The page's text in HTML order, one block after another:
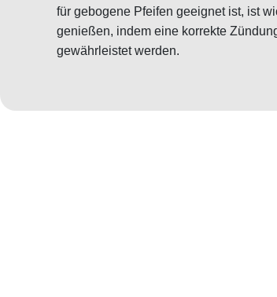
für gebogene Pfeifen geeignet ist, ist
genießen, indem eine korrekte
gewährleistet werden.